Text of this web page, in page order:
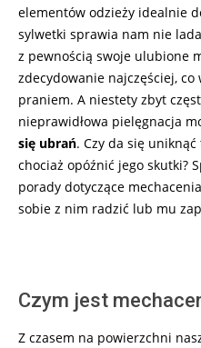
elementów odzieży idealnie
sylwetki sprawia nam nie
z pewnością swoje ulubione
zdecydowanie najczęściej, co
praniem. A niestety zbyt
nieprawidłowa pielęgnacja
się ubrań. Czy da się
chociaż opóźnić jego skutki?
porady dotyczące
sobie z nim radzić lub mu
Czym jest
Z czasem na powierzchni